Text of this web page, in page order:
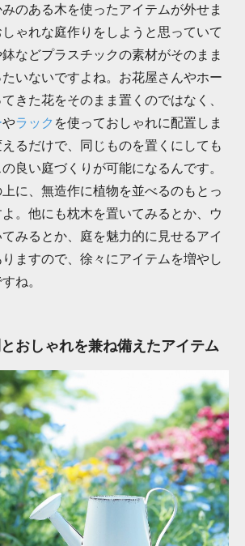
のある木を使ったアイテムが外せま
ゃれな庭作りをしようと思っていて
などプラスチックの素材がそのまま
いないですよね。お花屋さんやホー
きた花をそのまま置くのではなく、
やラック を使っておしゃれに配置しま
るだけで、同じものを置くにしても
良い庭づくりが可能になるんです。
に、無造作に植物を並べるのもとっ
。他にも枕木を置いてみるとか、ウ
みるとか、庭を魅力的に見せるアイ
ますので、徐々にアイテムを増やし
ね。
おしゃれを兼ね備えたアイテム